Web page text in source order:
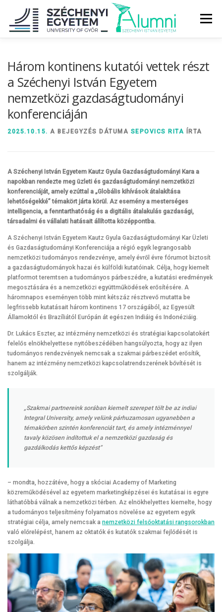
tartalomhoz
Menü
DIPLOMAÁTADÓ DIPLOMÁN TÚL
SZOLGÁLTATÁSOK ÉVFOLYAMOK
Három kontinens kutatói vettek részt
a Széchenyi István Egyetem
nemzetközi gazdaságtudományi
konferenciáján
2025.10.15. A BEJEGYZÉS DÁTUMA SEPOVICS RITA ÍRTA
A Széchenyi István Egyetem Kautz Gyula Gazdaságtudományi Kara a
napokban rendezte meg üzleti és gazdaságtudományi nemzetközi
konferenciáját, amely ezúttal a „Globális kihívások átalakítása
lehetőségekké” témakört járta körül. Az esemény a mesterséges
intelligencia, a fenntarthatóság és a digitális átalakulás gazdasági,
társadalmi és vállalati hatásait állította középpontba.
A Széchenyi István Egyetem Kautz Gyula Gazdaságtudományi Kar Üzleti
és Gazdaságtudományi Konferenciája a régió egyik legrangosabb
nemzetközi tudományos rendezvénye, amely évről évre fórumot biztosít
a gazdaságtudományok hazai és külföldi kutatóinak. Célja, hogy kiemelt
platformot teremtsen a tudományos párbeszédre, a kutatási eredmények
megosztására és a nemzetközi együttműködések erősítésére. A
háromnapos eseményen több mint kétszáz résztvevő mutatta be
legfrissebb kutatásait három kontinens 17 országából, az Egyesült
Államoktól és Brazíliától Európán át egészen Indiáig és Indonéziáig.
Dr. Lukács Eszter, az intézmény nemzetközi és stratégiai kapcsolatokért
felelős elnökhelyettese nyitóbeszédében hangsúlyozta, hogy az ilyen
tudományos rendezvények nemcsak a szakmai párbeszédet erősítik,
hanem az intézmény nemzetközi kapcsolatrendszerének bővítését is
szolgálják.
„Szakmai partnereink sorában kiemelt szerepet tölt be az indiai
Integral University, amely velünk párhuzamosan ugyanebben a
témakörben szintén konferenciát tart, és amely intézménnyel
tavaly közösen indítottuk el a nemzetközi gazdaság és
gazdálkodás kettős képzést”
– mondta, hozzátéve, hogy a skóciai Academy of Marketing
közreműködésével az egyetem marketingképzései és kutatásai is egyre
láthatóbbá válnak a nemzetközi térben. Az elnökhelyettes kiemelte, hogy
a tudományos teljesítmény folyamatos növelése az egyetem egyik
stratégiai célja, amely nemcsak a nemzetközi felsőoktatási rangsorokban
való előrelépést, hanem az oktatók és kutatók szakmai fejlődését is
szolgálja.